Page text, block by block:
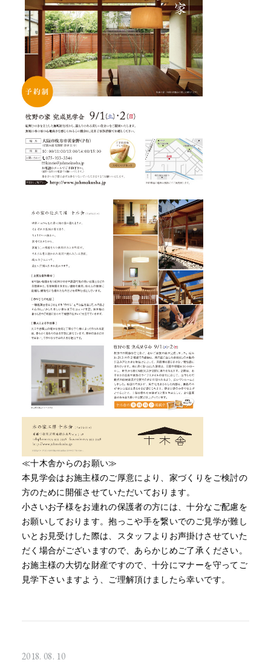
≪十木舎からのお願い≫
本見学会はお施主様のご厚意により、家づくりをご検討の
方のために開催させていただいております。
小さいお子様をお連れの保護者の方には、十分なご配慮を
お願いしております。抱っこや手を繋いでのご見学が難し
いとお見受けした際は、スタッフよりお声掛けさせていた
だく場合がございますので、あらかじめご了承ください。
お施主様の大切な財産ですので、十分にマナーを守ってご
見学下さいますよう、ご理解頂けましたら幸いです。
2018. 08. 10